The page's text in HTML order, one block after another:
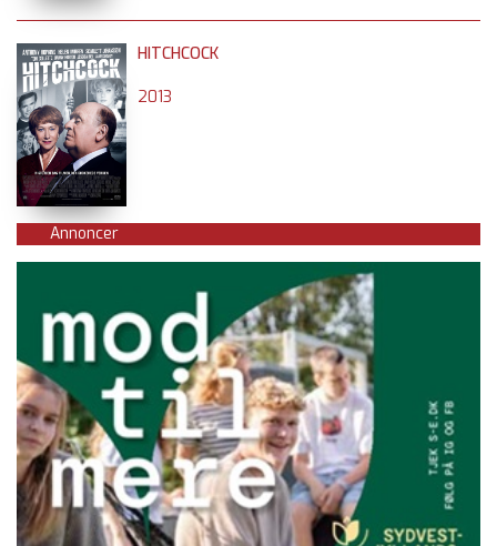
HITCHCOCK
2013
Annoncer